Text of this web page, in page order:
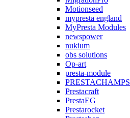
Motionseed
mypresta england
MyPresta Modules
newspower
nukium
obs solutions
Op-art
presta-module
PRESTACHAMPS
Prestacraft
PrestaEG
Prestarocket